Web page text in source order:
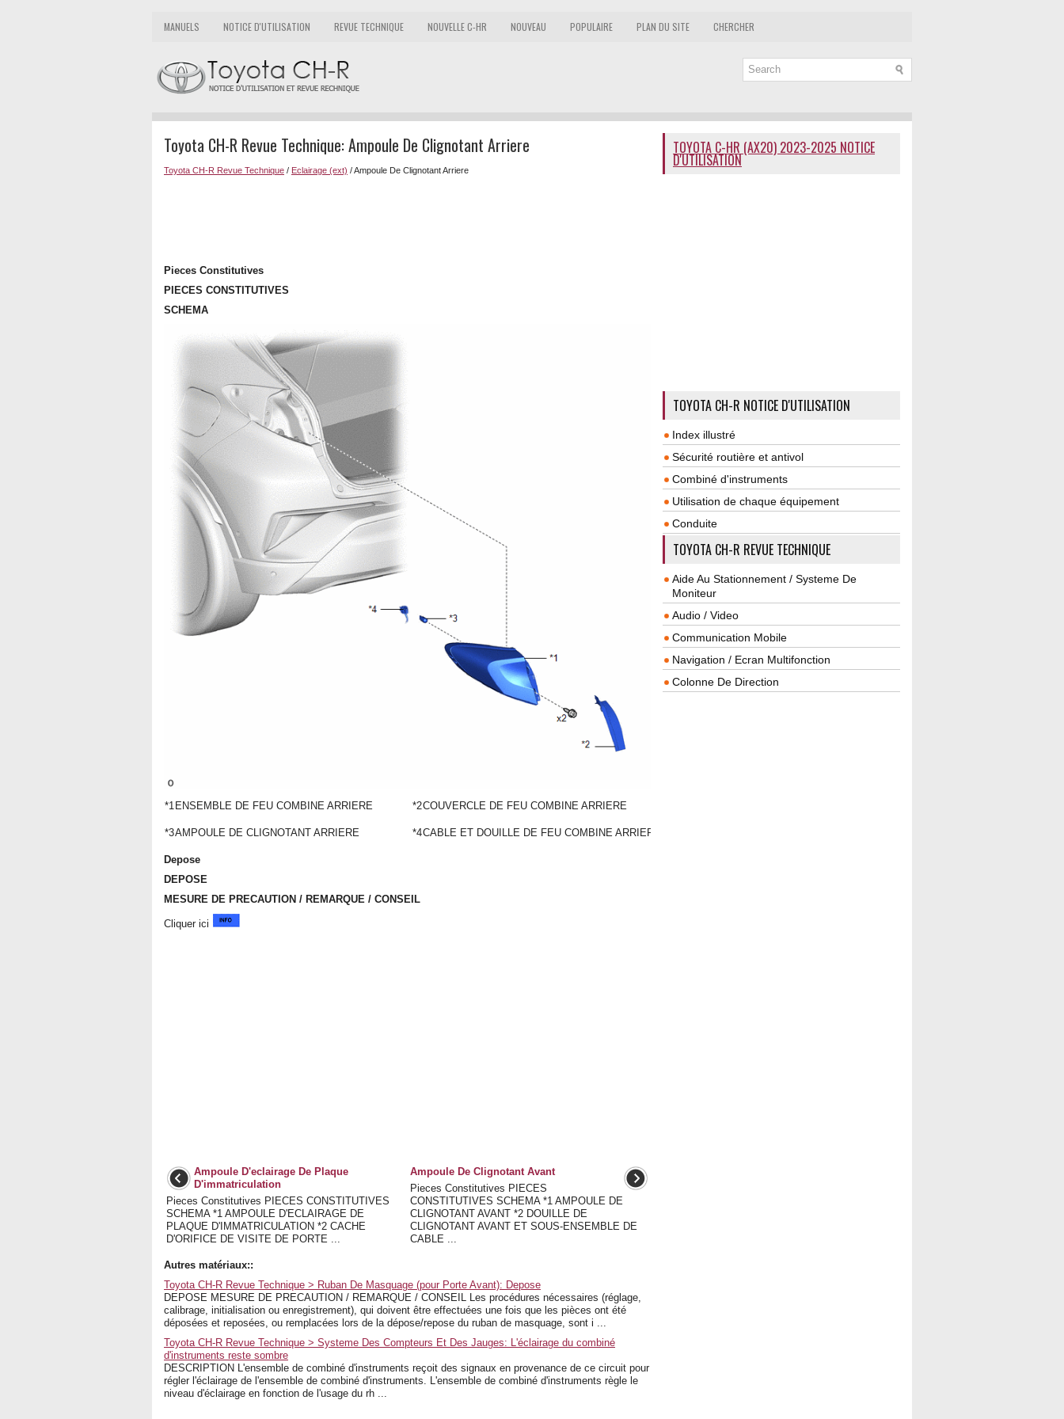
MANUELS NOTICE D'UTILISATION REVUE TECHNIQUE NOUVELLE C-HR NOUVEAU POPULAIRE PLAN DU SITE CHERCHER
Toyota CH-R Revue Technique: Ampoule De Clignotant Arriere
Toyota CH-R Revue Technique / Eclairage (ext) / Ampoule De Clignotant Arriere
Pieces Constitutives
PIECES CONSTITUTIVES
SCHEMA
*1 ENSEMBLE DE FEU COMBINE ARRIERE *2COUVERCLE DE FEU COMBINE ARRIERE
*3AMPOULE DE CLIGNOTANT ARRIERE *4CABLE ET DOUILLE DE FEU COMBINE ARRIERE
Depose
DEPOSE
MESURE DE PRECAUTION / REMARQUE / CONSEIL
Cliquer ici
Ampoule D'eclairage De Plaque
D'immatriculation
Pieces Constitutives PIECES CONSTITUTIVES
SCHEMA *1 AMPOULE D'ECLAIRAGE DE
PLAQUE D'IMMATRICULATION *2 CACHE
D'ORIFICE DE VISITE DE PORTE ...
Ampoule De Clignotant Avant
Pieces Constitutives PIECES
CONSTITUTIVES SCHEMA *1 AMPOULE DE
CLIGNOTANT AVANT *2 DOUILLE DE
CLIGNOTANT AVANT ET SOUS-ENSEMBLE DE
CABLE ...
Autres matériaux::
Toyota CH-R Revue Technique > Ruban De Masquage (pour Porte Avant): Depose
DEPOSE MESURE DE PRECAUTION / REMARQUE / CONSEIL Les procédures nécessaires (réglage,
calibrage, initialisation ou enregistrement), qui doivent être effectuées une fois que les pièces ont été
déposées et reposées, ou remplacées lors de la dépose/repose du ruban de masquage, sont i ...
Toyota CH-R Revue Technique > Systeme Des Compteurs Et Des Jauges: L'éclairage du combiné
d'instruments reste sombre
DESCRIPTION L'ensemble de combiné d'instruments reçoit des signaux en provenance de ce circuit pour
régler l'éclairage de l'ensemble de combiné d'instruments. L'ensemble de combiné d'instruments règle le
niveau d'éclairage en fonction de l'usage du rh ...
TOYOTA C-HR (AX20) 2023-2025 NOTICE
D'UTILISATION
TOYOTA CH-R NOTICE D'UTILISATION
Index illustré
Sécurité routière et antivol
Combiné d'instruments
Utilisation de chaque équipement
Conduite
TOYOTA CH-R REVUE TECHNIQUE
Aide Au Stationnement / Systeme De
Moniteur
Audio / Video
Communication Mobile
Navigation / Ecran Multifonction
Colonne De Direction